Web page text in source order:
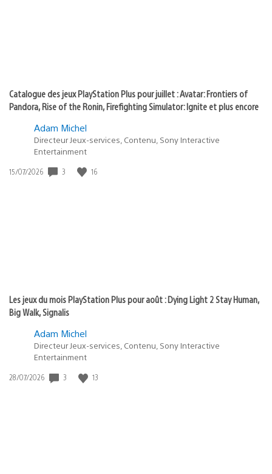
Catalogue des jeux PlayStation Plus pour juillet : Avatar: Frontiers of
Pandora, Rise of the Ronin, Firefighting Simulator: Ignite et plus encore
Adam Michel
Directeur Jeux-services, Contenu, Sony Interactive
Entertainment
Date
15/07/2026 3 16
Les jeux du mois PlayStation Plus pour août : Dying Light 2 Stay Human,
Big Walk, Signalis
Adam Michel
Directeur Jeux-services, Contenu, Sony Interactive
Entertainment
Date
28/07/2026 3 13